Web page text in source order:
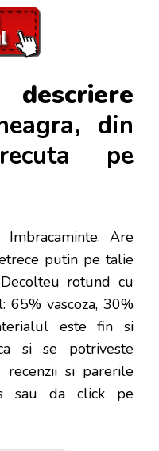
din
pe
Are
putin pe talie
rotund cu
65% vascoza, 30%
este fin si
si se potriveste
recenzii si parerile
sau da click pe